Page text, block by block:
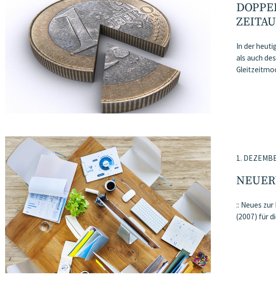
In der
als auch
1.
:: Neues
(2007) für